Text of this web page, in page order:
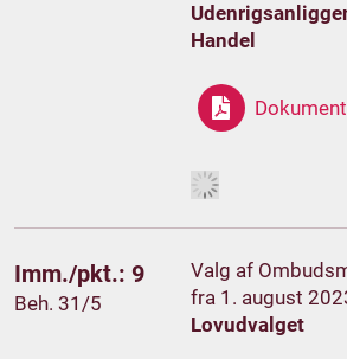
Handel
Imm./pkt.: 9
Beh. 31/5
Valg af
fra 1. august
Lovudvalget